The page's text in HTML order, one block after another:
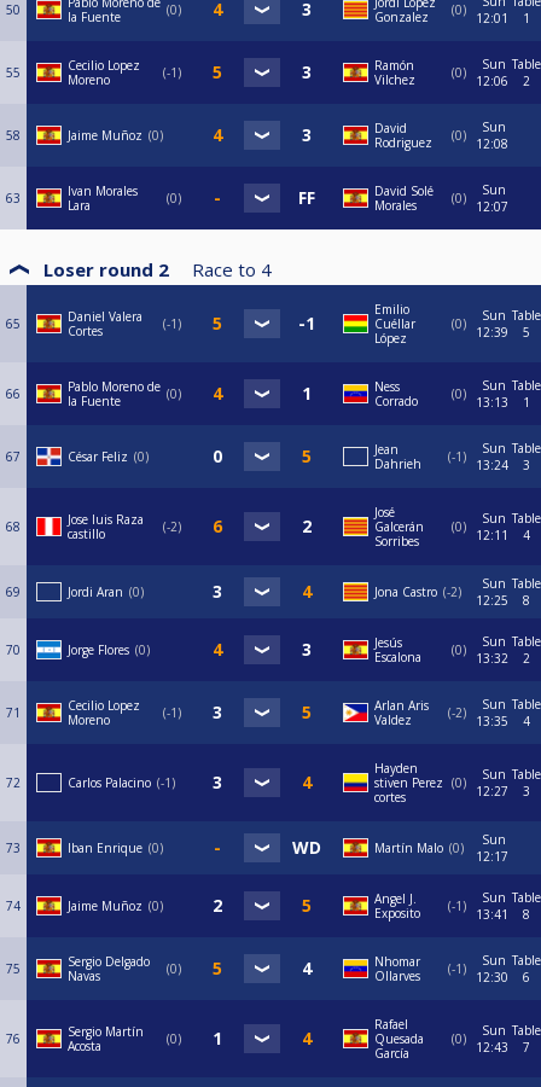
50
la Fuente
0
Gonzalez
0
12:01
1
55
Cecilio Lopez
Moreno
-1
Ramón
Vilchez
0
Sun
12:06
Table
2
58 Jaime Muñoz 0
David
Rodriguez
0
Sun
12:08
63
Ivan Morales
Lara
0
David Solé
Morales
0
Sun
12:07
Loser round 2 Race to 4
65
Daniel Valera
Cortes
-1
Emilio
Cuéllar
López
0
Sun
12:39
Table
5
66
Pablo Moreno de
la Fuente
0
Ness
Corrado
0
Sun
13:13
Table
1
67 César Feliz 0
Jean
Dahrieh
-1
Sun
13:24
Table
3
68
Jose luis Raza
castillo
-2
José
Galcerán
Sorribes
0
Sun
12:11
Table
4
69 Jordi Aran 0 Jona Castro -2
Sun
12:25
Table
8
70 Jorge Flores 0
Jesús
Escalona
0
Sun
13:32
Table
2
71
Cecilio Lopez
Moreno
-1
Arlan Aris
Valdez
-2
Sun
13:35
Table
4
72 Carlos Palacino -1
Hayden
stiven Perez
cortes
0
Sun
12:27
Table
3
73 Iban Enrique 0 ⁠Martín Malo 0
Sun
12:17
74 Jaime Muñoz 0
Angel J.
Exposito
-1
Sun
13:41
Table
8
75
Sergio Delgado
Navas
0
Nhomar
Ollarves
-1
Sun
12:30
Table
6
76
Sergio Martín
Acosta
0
Rafael
Quesada
García
0
Sun
12:43
Table
7